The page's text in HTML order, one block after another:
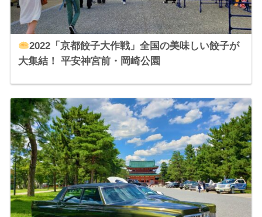
2022「京都餃子大作戦」全国の美味しい餃子が
大集結！ 平安神宮前・岡崎公園